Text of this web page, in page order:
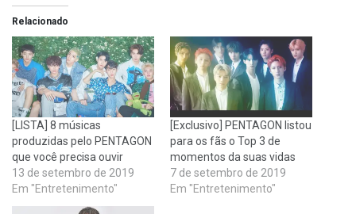
Relacionado
[LISTA] 8 músicas
produzidas pelo PENTAGON
que você precisa ouvir
13 de setembro de 2019
Em "Entretenimento"
[Exclusivo] PENTAGON listou
para os fãs o Top 3 de
momentos da suas vidas
7 de setembro de 2019
Em "Entretenimento"